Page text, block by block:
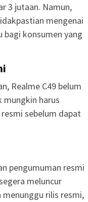
3 jutaan. Namun,
mengenai
konsumen yang
Realme C49 belum
mungkin harus
sebelum dapat
pengumuman resmi
meluncur
rilis resmi,